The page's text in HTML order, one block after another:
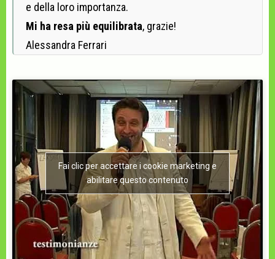
e della loro importanza.
Mi ha resa più equilibrata, grazie!
Alessandra Ferrari
Fai clic per accettare i cookie marketing e
abilitare questo contenuto